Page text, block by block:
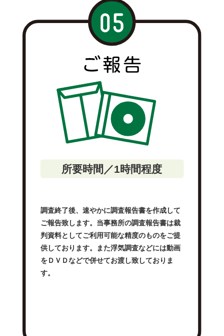
所要時間／1時間程度
調査終了後、速やかに調査報告書を作成して
ご報告致します。当事務所の調査報告書は裁
判資料としてご利用可能な精度のものをご提
供しております。また浮気調査などには動画
をＤＶＤなどで併せてお渡し致しておりま
す。